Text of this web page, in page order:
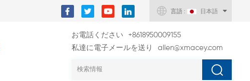
言語 : 日本語
お電話ください
+8618950009155
私達に電子メールを送り
allen@xmacey.com